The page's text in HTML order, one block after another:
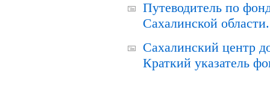
Путеводитель по
Сахалинской
Сахалинский центр
Краткий указатель